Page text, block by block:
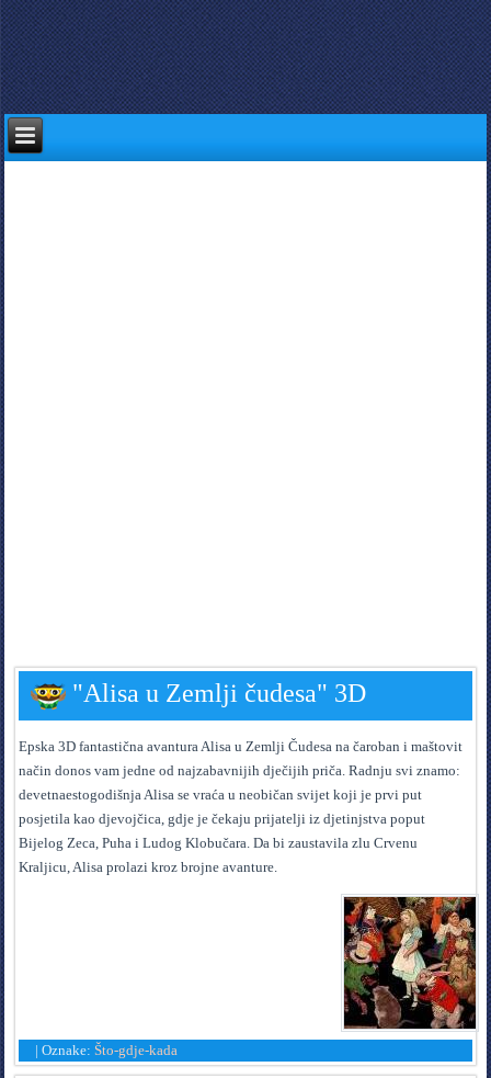
"Alisa u Zemlji čudesa" 3D
Epska 3D fantastična avantura Alisa u Zemlji Čudesa na čaroban i maštovit
način donos vam jedne od najzabavnijih dječijih priča. Radnju svi znamo:
devetnaestogodišnja Alisa se vraća u neobičan svijet koji je prvi put
posjetila kao djevojčica, gdje je čekaju prijatelji iz djetinjstva poput
Bijelog Zeca, Puha i Ludog Klobučara. Da bi zaustavila zlu Crvenu
Kraljicu, Alisa prolazi kroz brojne avanture.
|Oznake:Što-gdje-kada